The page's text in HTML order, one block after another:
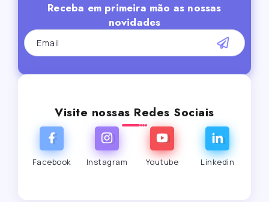
Receba em primeira mão as nossas
novidades
Visite nossas Redes Sociais
Facebook Instagram Youtube Linkedin